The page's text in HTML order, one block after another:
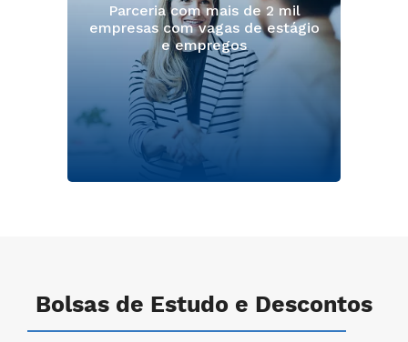
Parceria com mais de 2 mil
empresas com vagas de estágio
e empregos
Bolsas de Estudo e Descontos